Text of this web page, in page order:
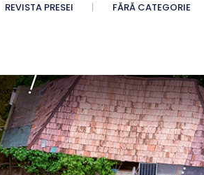
REVISTA PRESEI FĂRĂ CATEGORIE